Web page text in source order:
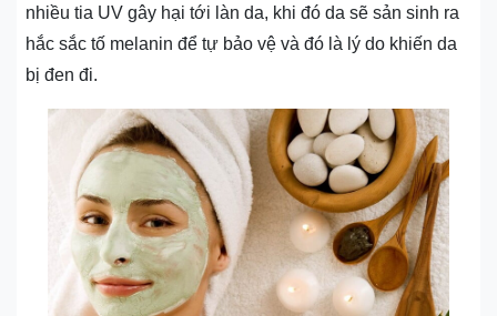
nhiều tia UV gây hại tới làn da, khi đó da sẽ sản sinh ra
hắc sắc tố melanin để tự bảo vệ và đó là lý do khiến da
bị đen đi.